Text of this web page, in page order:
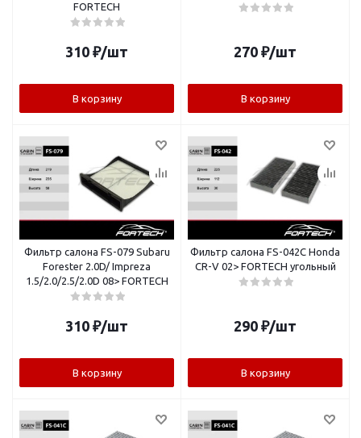
FORTECH
310 ₽/шт
В корзину
270 ₽/шт
В корзину
Фильтр салона FS-079 Subaru
Forester 2.0D/ Impreza
1.5/2.0/2.5/2.0D 08> FORTECH
310 ₽/шт
В корзину
Фильтр салона FS-042C Honda
CR-V 02> FORTECH угольный
290 ₽/шт
В корзину